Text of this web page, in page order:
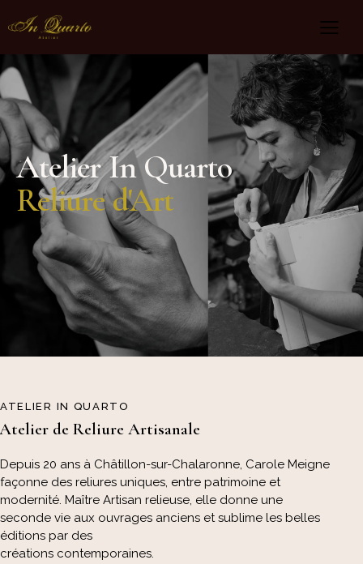
Atelier In Quarto
Reliure d'Art
ATELIER IN QUARTO
Atelier de Reliure Artisanale
Depuis 20 ans à Châtillon-sur-Chalaronne, Carole Meigne
façonne des reliures uniques, entre patrimoine et
modernité. Maître Artisan relieuse, elle donne une
seconde vie aux ouvrages anciens et sublime les belles
éditions par des
créations contemporaines.